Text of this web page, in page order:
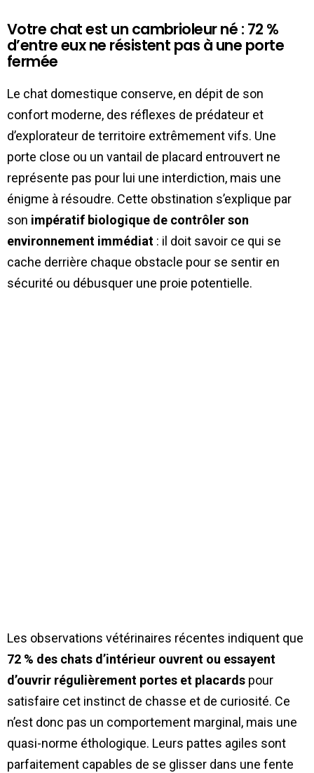
Votre chat est un cambrioleur né : 72 %
d’entre eux ne résistent pas à une porte
fermée
Le chat domestique conserve, en dépit de son
confort moderne, des réflexes de prédateur et
d’explorateur de territoire extrêmement vifs. Une
porte close ou un vantail de placard entrouvert ne
représente pas pour lui une interdiction, mais une
énigme à résoudre. Cette obstination s’explique par
son impératif biologique de contrôler son
environnement immédiat : il doit savoir ce qui se
cache derrière chaque obstacle pour se sentir en
sécurité ou débusquer une proie potentielle.
Les observations vétérinaires récentes indiquent que
72 % des chats d’intérieur ouvrent ou essayent
d’ouvrir régulièrement portes et placards pour
satisfaire cet instinct de chasse et de curiosité. Ce
n’est donc pas un comportement marginal, mais une
quasi-norme éthologique. Leurs pattes agiles sont
parfaitement capables de se glisser dans une fente